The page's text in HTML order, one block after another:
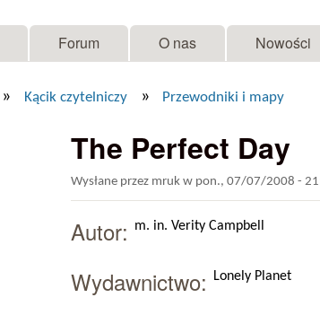
Forum O nas Nowości
» Kącik czytelniczy » Przewodniki i mapy
The Perfect Day
Wysłane przez mruk w pon., 07/07/2008 -
Autor: m. in. Verity Campbell
Wydawnictwo: Lonely Planet